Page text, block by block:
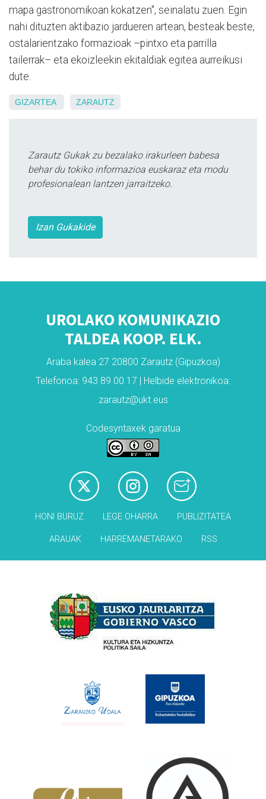
mapa gastronomikoan kokatzen", seinalatu zuen. Egin
nahi dituzten aktibazio jardueren artean, besteak beste,
ostalarientzako formazioak –pintxo eta parrilla
tailerrak– eta ekoizleekin ekitaldiak egitea aurreikusi
dute.
GIZARTEA ZARAUTZ
Zarautz Gukak zu bezalako irakurleen babesa
behar du tokiko informazioa euskaraz eta modu
profesionalean lantzen jarraitzeko.
Izan Gukakide
UROLAKO KOMUNIKAZIO
TALDEA KOOP. ELK.
Araba kalea 27 20800 Zarautz (Gipuzkoa)
Telefonoa: 943 89 00 17 | Helbide elektronikoa:
zarautz@ukt.eus
Codesyntaxek garatua
HONI BURUZ LEGE OHARRA PUBLIZITATEA
ARAUAK HARREMANETARAKO RSS